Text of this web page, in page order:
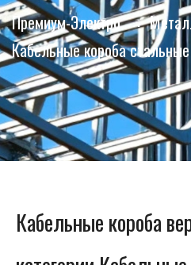
Премиум-Электро
Кабельные короба стальные
Кабельные короба